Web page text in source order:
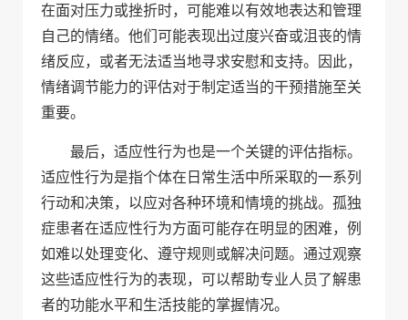
在面对压力或挫折时，可能难以有效地表达和管理
自己的情绪。他们可能表现出过度兴奋或沮丧的情
绪反应，或者无法适当地寻求安慰和支持。因此，
情绪调节能力的评估对于制定适当的干预措施至关
重要。
最后，适应性行为也是一个关键的评估指标。
适应性行为是指个体在日常生活中所采取的一系列
行动和决策，以应对各种环境和情境的挑战。孤独
症患者在适应性行为方面可能存在明显的困难，例
如难以处理变化、遵守规则或解决问题。通过观察
这些适应性行为的表现，可以帮助专业人员了解患
者的功能水平和生活技能的掌握情况。